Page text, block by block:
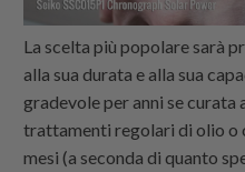
La scelta più popolare sarà
alla sua durata e alla sua
gradevole per anni se curata
trattamenti regolari di olio o
mesi (a seconda di quanto